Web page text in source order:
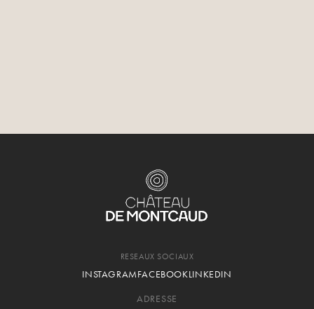
RESEAUX SOCIAUX
INSTAGRAMFACEBOOKLINKEDIN
ADRESSE